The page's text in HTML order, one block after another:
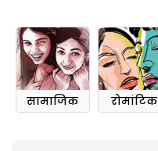
सामाजिक रोमांटिक